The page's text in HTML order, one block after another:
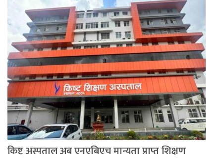
किष्ट अस्पताल अब एनएबिएच मान्यता प्राप्त शिक्षण